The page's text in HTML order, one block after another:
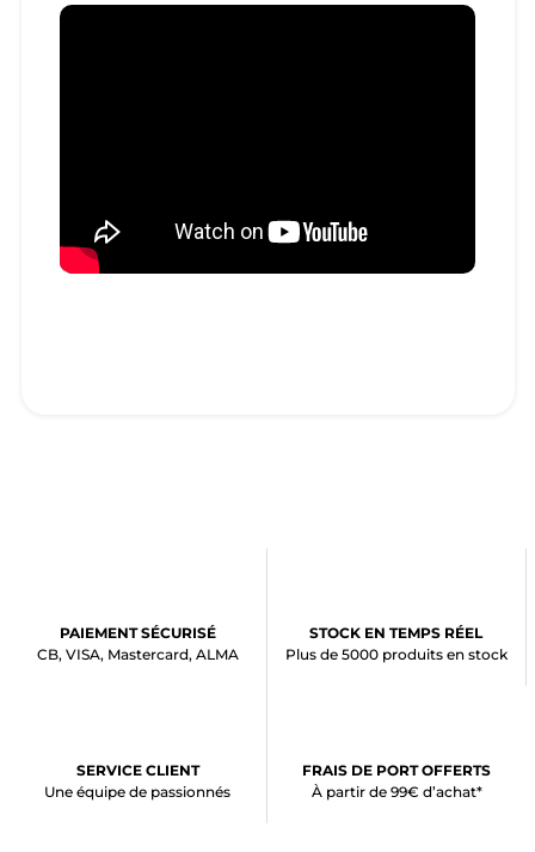
PAIEMENT SÉCURISÉ
CB, VISA, Mastercard, ALMA
STOCK EN TEMPS RÉEL
Plus de 5000 produits en stock
SERVICE CLIENT
Une équipe de passionnés
FRAIS DE PORT OFFERTS
À partir de 99€ d’achat*